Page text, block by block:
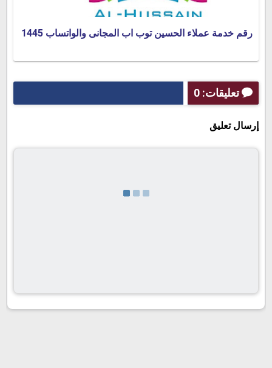
رقم خدمة عملاء الحسين توب اب المجانى والواتساب 1445
تعليقات: 0
إرسال تعليق